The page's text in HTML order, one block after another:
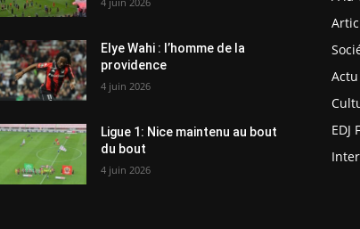
Elye Wahi : l’homme de la
providence
4 juin 2026
Ligue 1: Nice maintenu au bout
du bout
4 juin 2026
EDJ